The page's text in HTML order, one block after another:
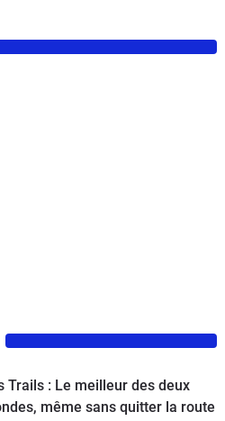
Trails : Le meilleur des deux
même sans quitter la route